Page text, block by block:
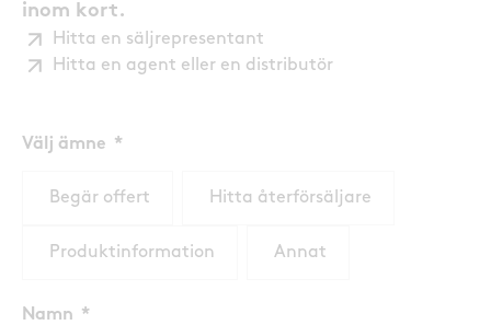
inom kort.
Hitta en säljrepresentant
Hitta en agent eller en distributör
Välj ämne
Begär offert Hitta återförsäljare
Produktinformation Annat
Namn